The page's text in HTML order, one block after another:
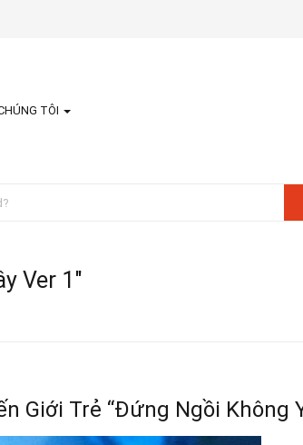
TÔI
Ver 1"
Giới Trẻ “Đứng Ngồi Không